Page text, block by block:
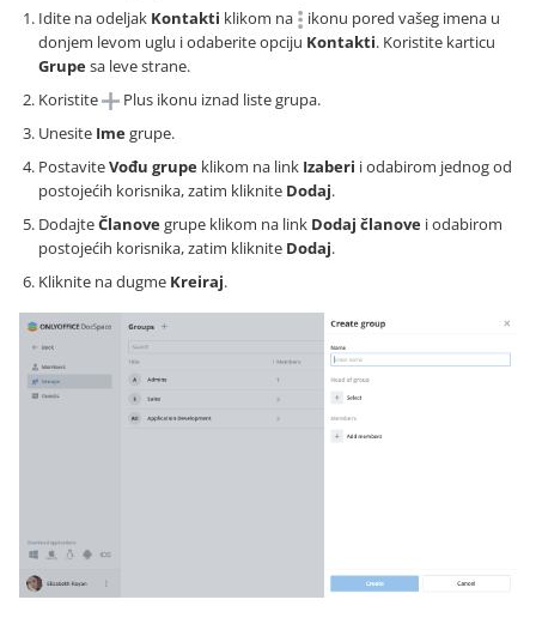
Idite na odeljak Kontakti klikom na
ikonu pored vašeg imena u
donjem levom uglu i odaberite opciju Kontakti. Koristite karticu
Grupesa leve strane.
Koristite
Plus ikonu iznad liste grupa.
Unesite Imegrupe.
PostaviteVođu grupe klikom na link Izaberi i odabirom jednog od
postojećih korisnika, zatim kliknite Dodaj.
DodajteČlanovegrupe klikom na link Dodaj članove i odabirom
postojećih korisnika, zatim kliknite Dodaj.
Kliknite na dugme Kreiraj.